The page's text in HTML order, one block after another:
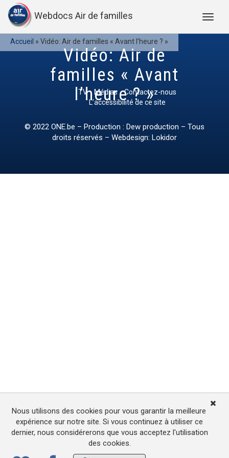
Webdocs Air de familles
Accueil » Vidéo: Air de familles « Avant l’heure ? »
Vidéo: Air de
familles « Avant
l’heure ? »
TV Médias
Contactez-nous
L’accessibilité de ce site
© 2022 ONE.be – Production : Dew production – Tous
droits réservés – Webdesign: Lokidor
Nous utilisons des cookies pour vous garantir la meilleure
expérience sur notre site. Si vous continuez à utiliser ce
dernier, nous considérerons que vous acceptez l'utilisation
des cookies.